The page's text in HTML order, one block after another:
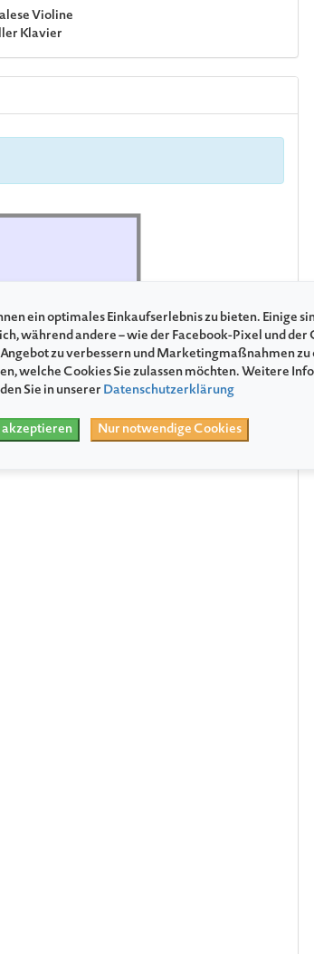
Violine
Klavier
ein optimales Einkaufserlebnis zu bieten. Einige
während andere – wie der Facebook-Pixel und der
Angebot zu verbessern und Marketingmaßnahmen
welche Cookies Sie zulassen möchten. Weitere
Sie in unserer Datenschutzerklärung
akzeptieren Nur notwendige Cookies